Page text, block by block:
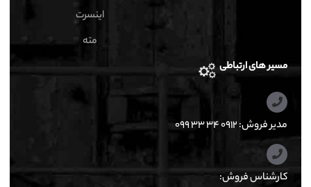
اینسرت
مته
مسیر های ارتباطی
مدیر فروش: ۰۹۱۲ ۳۴ ۳۳ ۰۹۹
کارشناس فروش: